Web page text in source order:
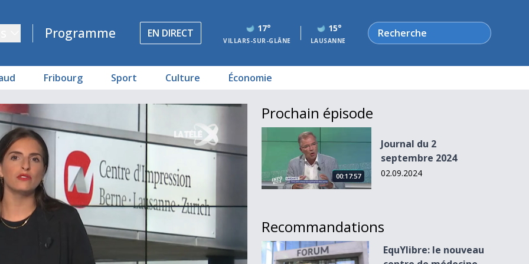
Programme EN DIRECT 17°
VILLARS-SUR-GLÂNE
15°
LAUSANNE
Rechercher
Fribourg Sport Culture Économie
Prochain épisode
Journal du 2 septembre 2024
00:17:57
Journal du 2
septembre 2024
02.09.2024
Recommandations
EquYlibre: le nouveau centre de médecine intégrative
EquYlibre: le nouveau